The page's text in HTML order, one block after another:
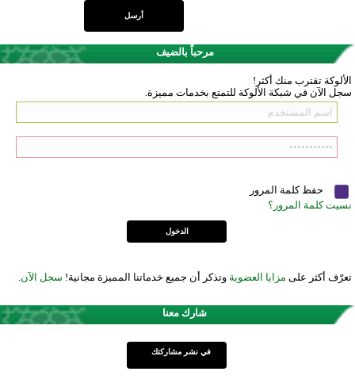
مرحباً بالضيف
الألوكة تقترب منك أكثر!
سجل الآن في شبكة الألوكة للتمتع بخدمات مميزة.
حفظ كلمة المرور
نسيت كلمة المرور؟
تعرّف أكثر على مزايا العضوية وتذكر أن جميع خدماتنا المميزة مجانية! سجل الآن
شارك معنا
في نشر مشاركتك